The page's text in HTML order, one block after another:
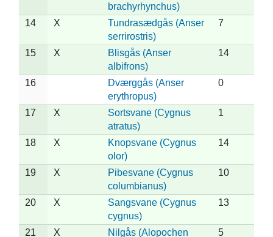
brachyrhynchus)
14 X
Tundrasædgås (Anser
serrirostris)
7
15 X
Blisgås (Anser
albifrons)
14
16
Dværggås (Anser
erythropus)
0
17 X
Sortsvane (Cygnus
atratus)
1
18 X
Knopsvane (Cygnus
olor)
14
19 X
Pibesvane (Cygnus
columbianus)
10
20 X
Sangsvane (Cygnus
cygnus)
13
21 X
Nilgås (Alopochen
5